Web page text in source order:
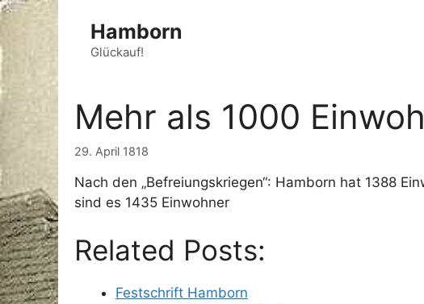
Zum
Inhalt
springen
Hamborn
Glückauf!
Mehr als 1000
29. April 1818
Nach den „Befreiungskriegen“: Hamborn hat 1388
sind es 1435 Einwohner
Related Posts:
Festschrift Hamborn